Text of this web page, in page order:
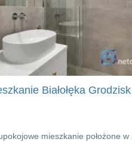
Białołęka
mieszkanie położone w